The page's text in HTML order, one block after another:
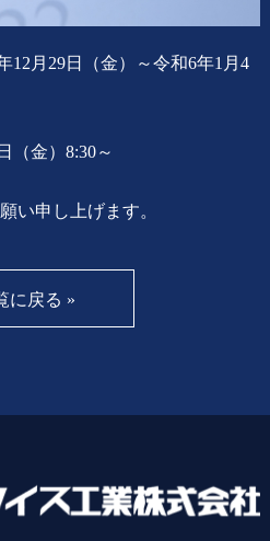
12月29日（金）～令和6年1月4
（金）8:30～
い申し上げます。
に戻る »